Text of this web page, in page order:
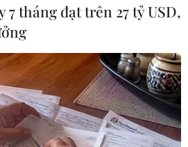
7 tháng đạt trên 27 tỷ USD,